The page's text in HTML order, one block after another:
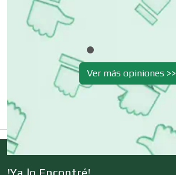
Clínicas de Rehabilitación
Clínicas y Hospitales
Cocinas Integrales
Ver más opiniones >>